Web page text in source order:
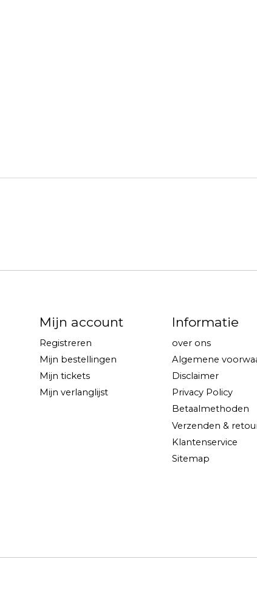
Mijn account
Registreren
Mijn bestellingen
Mijn tickets
Mijn verlanglijst
Informatie
over ons
Algemene
Disclaimer
Privacy Policy
Betaalmethoden
Verzenden &
Klantenservice
Sitemap